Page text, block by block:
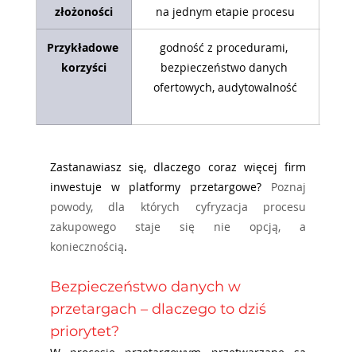
złożoności
na jednym etapie procesu
Przykładowe
korzyści
godność z procedurami,
bezpieczeństwo danych
ofertowych, audytowalność
Zastanawiasz się, dlaczego coraz więcej firm
inwestuje w platformy przetargowe? Poznaj
powody, dla których cyfryzacja procesu
zakupowego staje się nie opcją, a
koniecznością.
Bezpieczeństwo danych w
przetargach – dlaczego to dziś
priorytet?